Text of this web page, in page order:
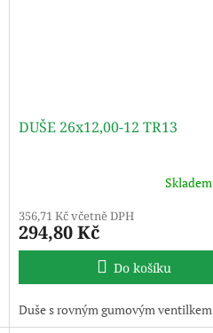
DUŠE 26x12,00-12 TR13
Skladem
356,71 Kč včetně DPH
294,80 Kč
Do košíku
Duše s rovným gumovým ventilkem